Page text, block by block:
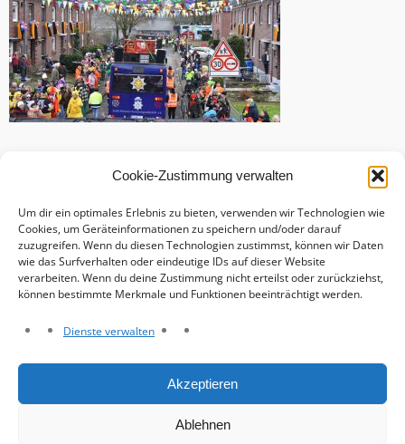
Cookie-Zustimmung verwalten
Um dir ein optimales Erlebnis zu bieten, verwenden wir Technologien wie
Cookies, um Geräteinformationen zu speichern und/oder darauf
zuzugreifen. Wenn du diesen Technologien zustimmst, können wir Daten
wie das Surfverhalten oder eindeutige IDs auf dieser Website
verarbeiten. Wenn du deine Zustimmung nicht erteilst oder zurückziehst,
können bestimmte Merkmale und Funktionen beeinträchtigt werden.
Dienste verwalten
Akzeptieren
Ablehnen